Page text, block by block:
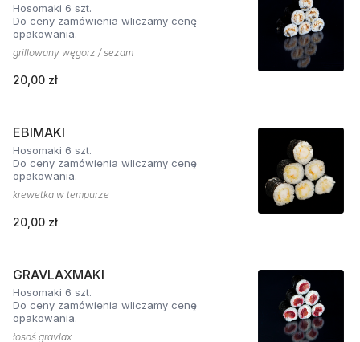
Hosomaki 6 szt.
Do ceny zamówienia wliczamy cenę
opakowania.
grillowany węgorz / sezam
20,00 zł
EBIMAKI
Hosomaki 6 szt.
Do ceny zamówienia wliczamy cenę
opakowania.
krewetka w tempurze
20,00 zł
GRAVLAXMAKI
Hosomaki 6 szt.
Do ceny zamówienia wliczamy cenę
opakowania.
łosoś gravlax